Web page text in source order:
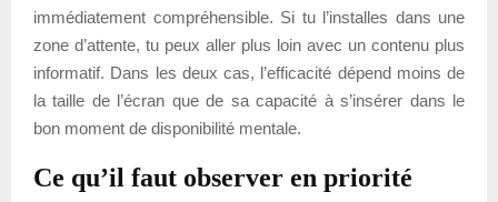
immédiatement compréhensible. Si tu l’installes dans une
zone d’attente, tu peux aller plus loin avec un contenu plus
informatif. Dans les deux cas, l’efficacité dépend moins de
la taille de l’écran que de sa capacité à s’insérer dans le
bon moment de disponibilité mentale.
Ce qu’il faut observer en priorité